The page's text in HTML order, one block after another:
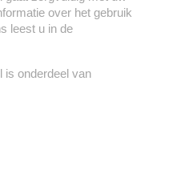
over het gebruik
leest u in de
is onderdeel van